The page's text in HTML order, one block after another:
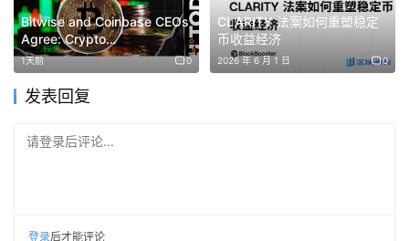
Bitwise and Coinbase CEOs
Agree: Crypto
Fundamentals Outpace
Prices Right Now
1天前 0
CLARITY 法案如何重塑稳定
币收益经济
2026 年 6 月 1 日 0
发表回复
请登录后评论...
登录后才能评论